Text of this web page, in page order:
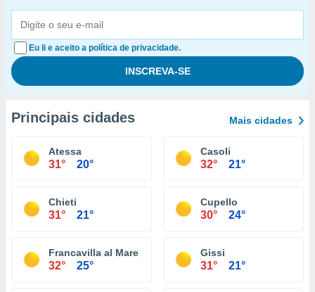
Eu li e aceito a política de privacidade.
Principais cidades Mais cidades
Atessa
31° 20°
Casoli
32° 21°
Chieti
31° 21°
Cupello
30° 24°
Francavilla al Mare
32° 25°
Gissi
31° 21°